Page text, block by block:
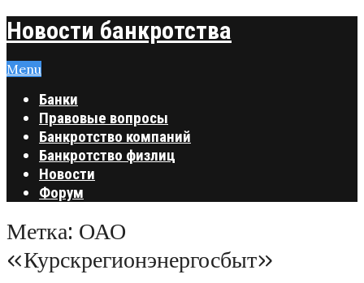
Новости банкротства
Menu
Банки
Правовые вопросы
Банкротство компаний
Банкротство физлиц
Новости
Форум
Метка: ОАО
«Курскрегионэнергосбыт»